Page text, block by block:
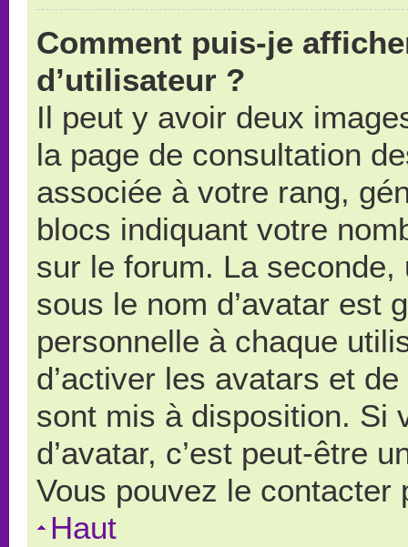
Comment puis-je
d’utilisateur ?
Il peut y avoir deux
la page de consultation
associée à votre rang,
blocs indiquant votre
sur le forum. La
sous le nom d’avatar est
personnelle à chaque
d’activer les avatars et
sont mis à disposition. Si
d’avatar, c’est peut-être
Vous pouvez le contacter
Haut